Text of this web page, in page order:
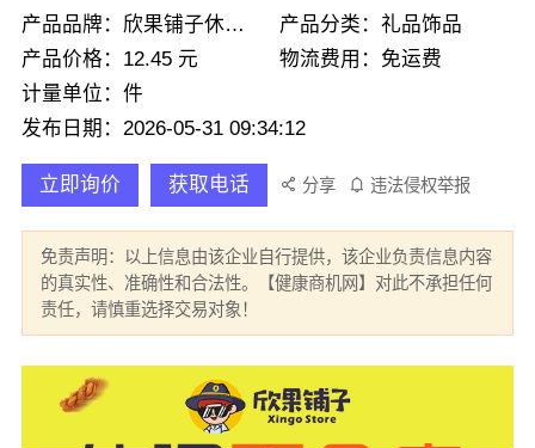
产品品牌：欣果铺子休闲零食
产品分类：礼品饰品
产品价格：12.45 元
物流费用：免运费
计量单位：件
发布日期：2026-05-31 09:34:12
立即询价 获取电话 分享 违法侵权举报
免责声明：以上信息由该企业自行提供，该企业负责信息内容
的真实性、准确性和合法性。【健康商机网】对此不承担任何
责任，请慎重选择交易对象！